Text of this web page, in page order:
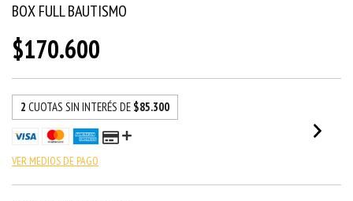
BOX FULL BAUTISMO
$170.600
2 CUOTAS SIN INTERÉS DE $85.300
VER MEDIOS DE PAGO